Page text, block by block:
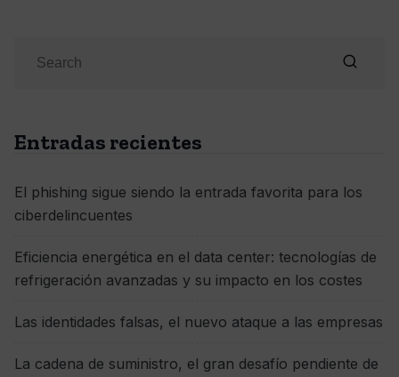
Entradas recientes
El phishing sigue siendo la entrada favorita para los
ciberdelincuentes
Eficiencia energética en el data center: tecnologías de
refrigeración avanzadas y su impacto en los costes
Las identidades falsas, el nuevo ataque a las empresas
La cadena de suministro, el gran desafío pendiente de